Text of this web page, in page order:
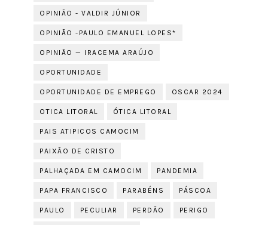
OPINIÃO - VALDIR JÚNIOR
OPINIÃO -PAULO EMANUEL LOPES*
OPINIÃO — IRACEMA ARAÚJO
OPORTUNIDADE
OPORTUNIDADE DE EMPREGO OSCAR 2024
OTICA LITORAL ÓTICA LITORAL
PAIS ATIPICOS CAMOCIM
PAIXÃO DE CRISTO
PALHAÇADA EM CAMOCIM PANDEMIA
PAPA FRANCISCO PARABÉNS PÁSCOA
PAULO PECULIAR PERDÃO PERIGO